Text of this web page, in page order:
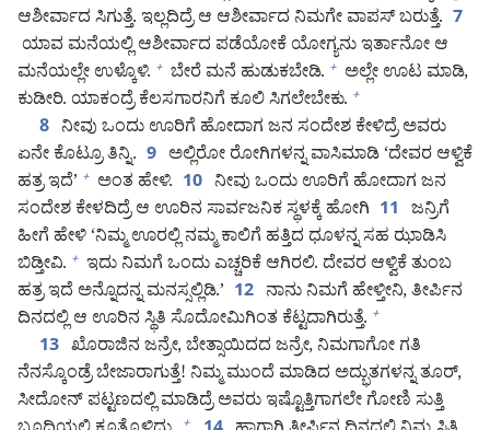
ಆಶೀರ್ವಾದ ಸಿಗುತ್ತೆ. ಇಲ್ಲದಿದ್ರೆ ಆ ಆಶೀರ್ವಾದ ನಿಮಗೇ ವಾಪಸ್‌ ಬರುತ್ತೆ. 7
ಯಾವ ಮನೆಯಲ್ಲಿ ಆಶೀರ್ವಾದ ಪಡೆಯೋಕೆ ಯೋಗ್ಯನು ಇರ್ತಾನೋ ಆ
ಮನೆಯಲ್ಲೇ ಉಳ್ಕೊಳಿ. + ಬೇರೆ ಮನೆ ಹುಡುಕಬೇಡಿ. + ಅಲ್ಲೇ ಊಟ ಮಾಡಿ,
ಕುಡೀರಿ. ಯಾಕಂದ್ರೆ ಕೆಲಸಗಾರನಿಗೆ ಕೂಲಿ ಸಿಗಲೇಬೇಕು. +
8 ನೀವು ಒಂದು ಊರಿಗೆ ಹೋದಾಗ ಜನ ಸಂದೇಶ ಕೇಳಿದ್ರೆ ಅವರು
ಏನೇ ಕೊಟ್ರೂ ತಿನ್ನಿ. 9 ಅಲ್ಲಿರೋ ರೋಗಿಗಳನ್ನ ವಾಸಿಮಾಡಿ ‘ದೇವರ ಆಳ್ವಿಕೆ
ಹತ್ರ ಇದೆ’ + ಅಂತ ಹೇಳಿ. 10 ನೀವು ಒಂದು ಊರಿಗೆ ಹೋದಾಗ ಜನ
ಸಂದೇಶ ಕೇಳದಿದ್ರೆ ಆ ಊರಿನ ಸಾರ್ವಜನಿಕ ಸ್ಥಳಕ್ಕೆ ಹೋಗಿ 11 ಜನ್ರಿಗೆ
ಹೀಗೆ ಹೇಳಿ ‘ನಿಮ್ಮ ಊರಲ್ಲಿ ನಮ್ಮ ಕಾಲಿಗೆ ಹತ್ತಿದ ಧೂಳನ್ನ ಸಹ ಝಾಡಿಸಿ
ಬಿಡ್ತೀವಿ. + ಇದು ನಿಮಗೆ ಒಂದು ಎಚ್ಚರಿಕೆ ಆಗಿರಲಿ. ದೇವರ ಆಳ್ವಿಕೆ ತುಂಬ
ಹತ್ರ ಇದೆ ಅನ್ನೊದನ್ನ ಮನಸ್ಸಲ್ಲಿಡಿ.’ 12 ನಾನು ನಿಮಗೆ ಹೇಳ್ತೀನಿ, ತೀರ್ಪಿನ
ದಿನದಲ್ಲಿ ಆ ಊರಿನ ಸ್ಥಿತಿ ಸೊದೋಮಿಗಿಂತ ಕೆಟ್ಟದಾಗಿರುತ್ತೆ. +
13 ಖೊರಾಜಿನ ಜನ್ರೇ, ಬೇತ್ಸಾಯಿದದ ಜನ್ರೇ, ನಿಮಗಾಗೋ ಗತಿ
ನೆನಸ್ಕೊಂಡ್ರೆ ಬೇಜಾರಾಗುತ್ತೆ! ನಿಮ್ಮ ಮುಂದೆ ಮಾಡಿದ ಅದ್ಭುತಗಳನ್ನ ತೂರ್‌,
ಸೀದೋನ್‌ ಪಟ್ಟಣದಲ್ಲಿ ಮಾಡಿದ್ರೆ ಅವರು ಇಷ್ಟೊತ್ತಿಗಾಗಲೇ ಗೋಣಿ ಸುತ್ತಿ
+